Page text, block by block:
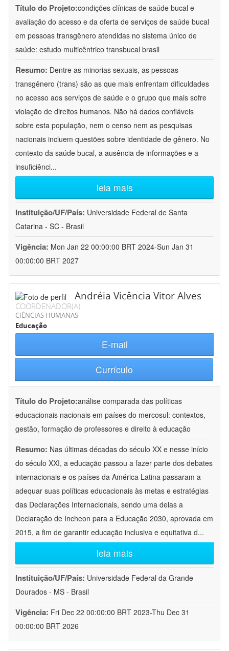
Título do Projeto:condições clínicas de saúde bucal e
avaliação do acesso e da oferta de serviços de saúde bucal
em pessoas transgênero atendidas no sistema único de
saúde: estudo multicêntrico transbucal brasil
Resumo: Dentre as minorias sexuais, as pessoas
transgênero (trans) são as que mais enfrentam dificuldades
no acesso aos serviços de saúde e o grupo que mais sofre
violação de direitos humanos. Não há dados confiáveis
sobre esta população, nem o censo nem as pesquisas
nacionais incluem questões sobre identidade de gênero. No
contexto da saúde bucal, a ausência de informações e a
insuficiênci...
leia mais
Instituição/UF/País: Universidade Federal de Santa
Catarina - SC - Brasil
Vigência: Mon Jan 22 00:00:00 BRT 2024-Sun Jan 31
00:00:00 BRT 2027
Andréia Vicência Vitor Alves
COORDENADOR(A)
CIÊNCIAS HUMANAS
Educação
E-mail
Currículo
Título do Projeto:análise comparada das políticas
educacionais nacionais em países do mercosul: contextos,
gestão, formação de professores e direito à educação
Resumo: Nas últimas décadas do século XX e nesse início
do século XXI, a educação passou a fazer parte dos debates
internacionais e os países da América Latina passaram a
adequar suas políticas educacionais às metas e estratégias
das Declarações Internacionais, sendo uma delas a
Declaração de Incheon para a Educação 2030, aprovada em
2015, a fim de garantir educação inclusiva e equitativa d...
leia mais
Instituição/UF/País: Universidade Federal da Grande
Dourados - MS - Brasil
Vigência: Fri Dec 22 00:00:00 BRT 2023-Thu Dec 31
00:00:00 BRT 2026